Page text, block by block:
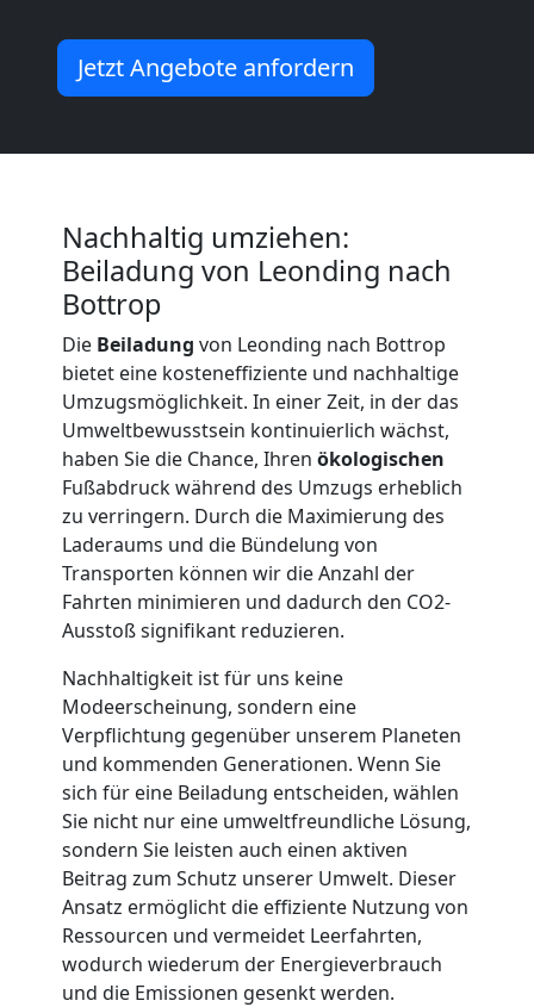
Jetzt Angebote anfordern
Nachhaltig umziehen:
Beiladung von Leonding nach
Bottrop
Die Beiladung von Leonding nach Bottrop
bietet eine kosteneffiziente und nachhaltige
Umzugsmöglichkeit. In einer Zeit, in der das
Umweltbewusstsein kontinuierlich wächst,
haben Sie die Chance, Ihren ökologischen
Fußabdruck während des Umzugs erheblich
zu verringern. Durch die Maximierung des
Laderaums und die Bündelung von
Transporten können wir die Anzahl der
Fahrten minimieren und dadurch den CO2-
Ausstoß signifikant reduzieren.
Nachhaltigkeit ist für uns keine
Modeerscheinung, sondern eine
Verpflichtung gegenüber unserem Planeten
und kommenden Generationen. Wenn Sie
sich für eine Beiladung entscheiden, wählen
Sie nicht nur eine umweltfreundliche Lösung,
sondern Sie leisten auch einen aktiven
Beitrag zum Schutz unserer Umwelt. Dieser
Ansatz ermöglicht die effiziente Nutzung von
Ressourcen und vermeidet Leerfahrten,
wodurch wiederum der Energieverbrauch
und die Emissionen gesenkt werden.
Umzug
Leonding
Mann
LKW
Möbellift
Leonding
Übersiedlung
Leonding
Klaviertransport
Leonding
Privatumzug
Leonding